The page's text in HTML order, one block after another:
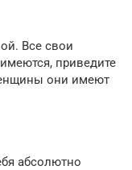
Все свои
приведите
они имеют
абсолютно